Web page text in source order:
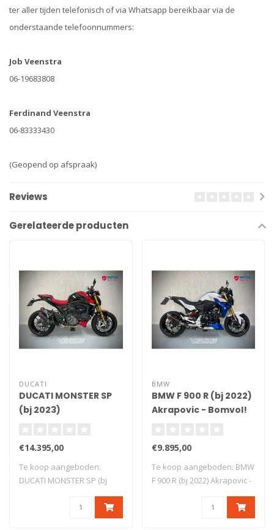
ter aller tijden telefonisch of via Whatsapp bereikbaar via de
onderstaande telefoonnummers:
Job Veenstra
06-19683808
Ferdinand Veenstra
06-83333430
(Geopend op afspraak)
Reviews
Gerelateerde producten
DUCATI
DUCATI MONSTER SP
(bj 2023)
€14.395,00
Te koop aangeboden:
DUCATI MONSTER SP (bj
2023) GERESERVEERD
BMW
BMW F 900 R (bj 2022)
Akrapovic - Bomvol!
€9.895,00
Te koop aangeboden: BMW
F 900 R (bj 2022) Akrapovic -